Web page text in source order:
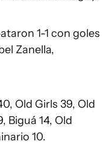
1-1 con goles
Zanella,
Old Girls 39, Old
Biguá 14, Old
10.